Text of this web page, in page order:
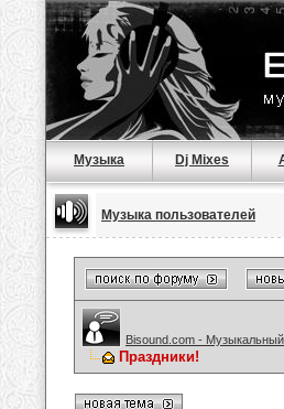
Музыка Dj Mixes
Музыка пользователей
Bisound.com -
Праздники!